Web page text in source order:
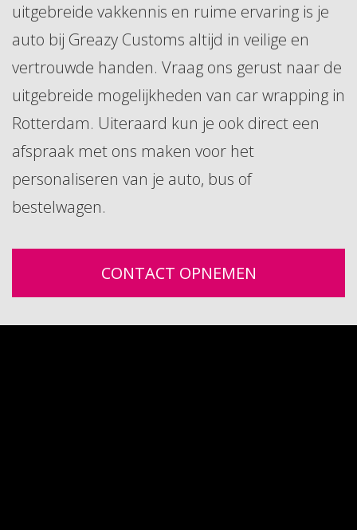
uitgebreide vakkennis en ruime ervaring is je
auto bij Greazy Customs altijd in veilige en
vertrouwde handen. Vraag ons gerust naar de
uitgebreide mogelijkheden van car wrapping in
Rotterdam. Uiteraard kun je ook direct een
afspraak met ons maken voor het
personaliseren van je auto, bus of
bestelwagen.
CONTACT OPNEMEN